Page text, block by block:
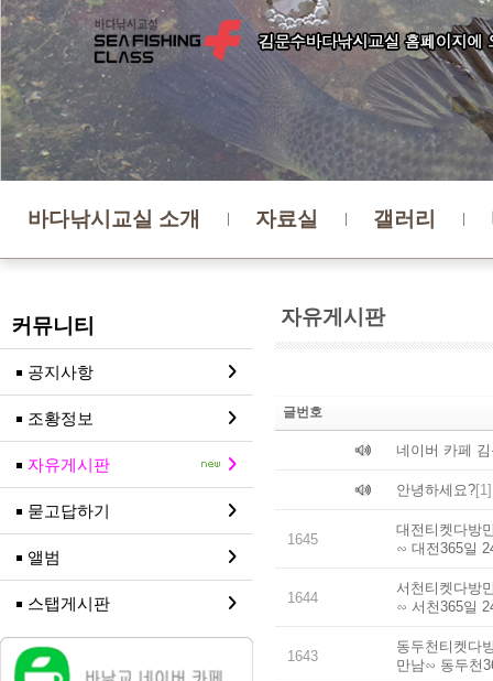
바다낚시교실 소개 자료실 갤러리
자유게시판
커뮤니티
공지사항
조황정보
자유게시판
묻고답하기
앨범
스탭게시판
글번호
네이버 카페
안녕하세요?[1]
1645
대전티켓다방
∽ 대전365일
1644
서천티켓다방
∽ 서천365일
1643
동두천티켓다
만남∽ 동두천